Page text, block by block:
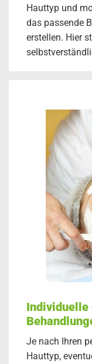
Hauttyp und
das passende
erstellen. Hier
Individuelle
Je nach Ihren
Hauttyp,